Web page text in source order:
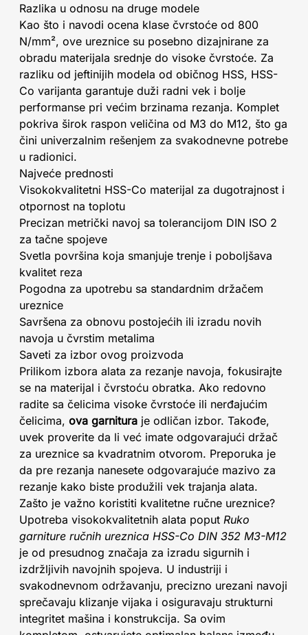
Razlika u odnosu na druge modele
Kao što i navodi ocena klase čvrstoće od 800
N/mm², ove ureznice su posebno dizajnirane za
obradu materijala srednje do visoke čvrstoće. Za
razliku od jeftinijih modela od običnog HSS, HSS-
Co varijanta garantuje duži radni vek i bolje
performanse pri većim brzinama rezanja. Komplet
pokriva širok raspon veličina od M3 do M12, što ga
čini univerzalnim rešenjem za svakodnevne potrebe
u radionici.
Najveće prednosti
Visokokvalitetni HSS-Co materijal za dugotrajnost i
otpornost na toplotu
Precizan metrički navoj sa tolerancijom DIN ISO 2
za tačne spojeve
Svetla površina koja smanjuje trenje i poboljšava
kvalitet reza
Pogodna za upotrebu sa standardnim držačem
ureznice
Savršena za obnovu postojećih ili izradu novih
navoja u čvrstim metalima
Saveti za izbor ovog proizvoda
Prilikom izbora alata za rezanje navoja, fokusirajte
se na materijal i čvrstoću obratka. Ako redovno
radite sa čelicima visoke čvrstoće ili nerđajućim
čelicima, ova garnitura je odličan izbor. Takođe,
uvek proverite da li već imate odgovarajući držač
za ureznice sa kvadratnim otvorom. Preporuka je
da pre rezanja nanesete odgovarajuće mazivo za
rezanje kako biste produžili vek trajanja alata.
Zašto je važno koristiti kvalitetne ručne ureznice?
Upotreba visokokvalitetnih alata poput Ruko
garniture ručnih ureznica HSS-Co DIN 352 M3-M12
je od presudnog značaja za izradu sigurnih i
izdržljivih navojnih spojeva. U industriji i
svakodnevnom održavanju, precizno urezani navoji
sprečavaju klizanje vijaka i osiguravaju strukturni
integritet mašina i konstrukcija. Sa ovim